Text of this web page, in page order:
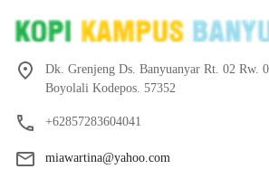
Dk. Grenjeng Ds. Banyuanyar Rt. 02 Rw.
Boyolali Kodepos. 57352
+62857283604041
miawartina@yahoo.com